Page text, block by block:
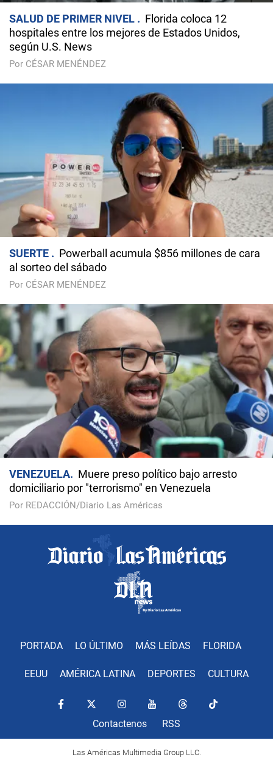
SALUD DE PRIMER NIVEL
Florida coloca 12
hospitales entre los mejores de Estados Unidos,
según U.S. News
Por CÉSAR MENÉNDEZ
SUERTE
Powerball acumula $856 millones de cara
al sorteo del sábado
Por CÉSAR MENÉNDEZ
VENEZUELA
Muere preso político bajo arresto
domiciliario por "terrorismo" en Venezuela
Por REDACCIÓN/Diario Las Américas
PORTADA LO ÚLTIMO MÁS LEÍDAS FLORIDA
EEUU AMÉRICA LATINA DEPORTES CULTURA
Contactenos RSS
Las Américas Multimedia Group LLC.